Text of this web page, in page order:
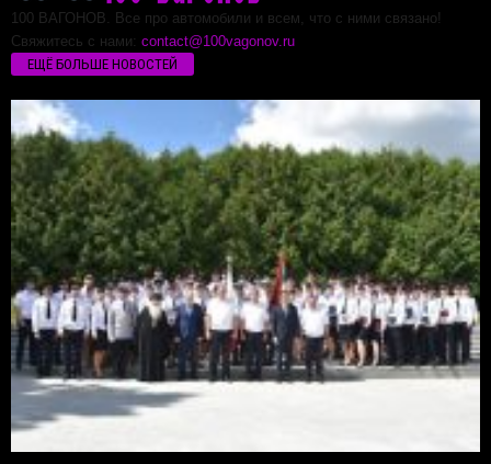
100 ВАГОНОВ. Все про автомобили и всем, что с ними связано!
Свяжитесь с нами: contact@100vagonov.ru
ЕЩЁ БОЛЬШЕ НОВОСТЕЙ